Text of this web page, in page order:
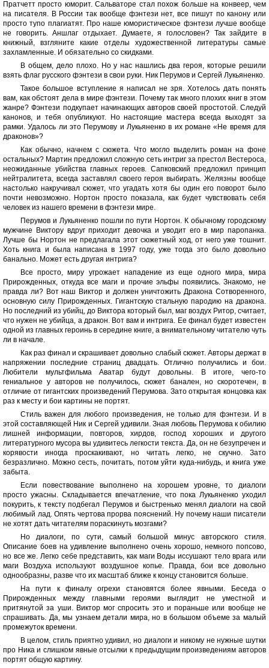
Пратчетт просто юморит. Сальваторе стал похож больше на конвеер, чем
на писателя. В России так вообще фэнтези нет, все пишут по канону или
просто тупо плагиатят. Про наше юмористическое фэнтези лучше вообще
не говорить. Аншлаг отдыхает. Думаете, я голословен? Так зайдите в
книжный, взгляните какие отделы художественной литературы самые
захламленные. И обязательно со скидками.
В общем, дело плохо. Но у нас нашлись два героя, которые решили
взять флаг русского фэнтези в свои руки. Ник Перумов и Сергей Лукьяненко.
Такое большое вступление я написал не зря. Хотелось дать понять
вам, как обстоят дела в мире фэнтези. Почему так много плохих книг в этом
жанре? Фэнтези подкупает начинающих авторов своей простотой. Следуй
канонов, и тебя опубликуют. Но настоящие мастера всегда выходят за
рамки. Удалось ли это Перумову и Лукьяненко в их романе «Не время для
драконов»?
Как обычно, начнем с сюжета. Что могло выделить роман на фоне
остальных? Мартин предложил сложную сеть интриг за престол Вестероса,
неожиданные убийства главных героев. Сапковский предложил принцип
нейтралитета, всегда заставлял своего героя выбирать. Желязны вообще
настолько накручивал сюжет, что угадать хотя бы один его поворот было
почти невозможно. Нортон просто показала, как будет чувствовать себя
человек из нашего времени в фэнтези мире.
Перумов и Лукьяненко пошли по пути Нортон. К обычному городскому
мужчине Виктору вдруг приходит девочка и уводит его в мир паропанка.
Лучше бы Нортон не предлагала этот сюжетный ход, от него уже тошнит.
Хоть книга и была написана в 1997 году, уже тогда это было довольно
банально. Может есть другая интрига?
Все просто, миру угрожает нападение из еще одного мира, мира
Прирожденных, откуда все маги и прочие эльфы появились. Знакомо, не
правда ли? Вот наш Виктор и должен уничтожить Дракона Сотворенного,
основную силу Прирожденных. Гигантскую стальную пародию на дракона.
Но последний из убийц, до Виктора который был, маг воздух Ритор, считает,
что нужен не убийца, а дракон. Вот вам и интрига. Ее финал будет известен
одной из главных героинь в середине книге, а внимательному читателю чуть
ли в начале.
Как раз финал и скрашивает довольно слабый сюжет. Авторы держат в
напряжении последние страниц двадцать. Отлично получились и бои.
Любители мультфильма Аватар будут довольны. В итоге, чего-то
гениальное у авторов не получилось, сюжет банален, но скоротечен, в
отличие от гигантских произведений Перумова. Зато открытая концовка как
раз к месту и бои картины не портят.
Стиль важен для любого произведения, не только для фэнтези. И в
этой составляющей Ник и Сергей удивили. Зная любовь Перумова к обилию
лишней информации, повторов, хирдов, господ хороших и другого
литературного мусора вы удивитесь легкости текста. Да, он не безупречен и
корявости иногда проскакивают, но читать легко, не скучно. Зато
безразлично. Можно сесть, почитать, потом уйти куда-нибудь, и книга уже
забыта.
Если повествование выполнено на хорошем уровне, то диалоги
просто ужасны. Складывается впечатление, что пока Лукьяненко уходил
покурить, к тексту подбегал Перумов и быстренько менял диалоги на свой
любимый лад. Опять чертова прорва пояснений. Ну почему наши писатели
не хотят дать читателям пораскинуть мозгами?
Но диалоги, по сути, самый большой минус авторского стиля.
Описание боев на удивление выполнено очень хорошо, немного попсово,
но все же. Легко себе представить, как маги Воды иссушают тело врага или
маги Воздуха используют воздушное копье. Правда, бои все довольно
однообразны, разве что их масштаб ближе к концу становится больше.
На пути к финалу огрехи становятся более явными. Беседа о
Прирожденных между главными героями выглядит не уместной и
притянутой за уши. Виктор мог спросить это и пораньше или вообще не
спрашивать. Да, мы узнаем детали мира, но в большом объеме за малый
промежуток времени.
В целом, стиль приятно удивил, но диалоги и никому не нужные шутки
про Ника и слишком явные отсылки к предыдущим произведениям авторов
портят общую картину.